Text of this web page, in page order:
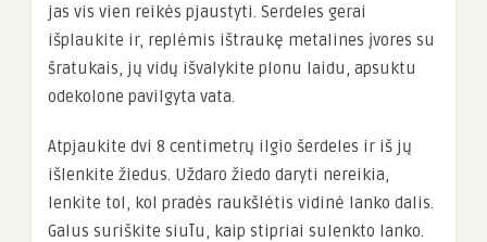
jas vis vien reikės pjaustyti. Serdeles gerai
išplaukite ir, replėmis ištraukę metalines įvores su
šratukais, jų vidų išvalykite plonu laidu, apsuktu
odekolone pavilgyta vata.
Atpjaukite dvi 8 centimetrų ilgio šerdeles ir iš jų
išlenkite žiedus. Uždaro žiedo daryti nereikia,
lenkite tol, kol pradės raukšlėtis vidinė lanko dalis.
Galus suriškite siūlu, kaip stipriai sulenkto lanko.